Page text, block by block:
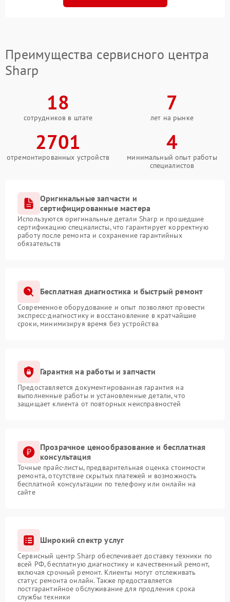
Преимущества сервисного центра
Sharp
18
сотрудников в штате
7
лет на рынке
2701
отремонтированных устройств
4
минимальный опыт работы
специалистов
Оригинальные запчасти и
сертифицированные мастера
Используются оригинальные детали Sharp и прошедшие
сертификацию специалисты, что гарантирует корректную
работу после ремонта и сохранение гарантийных
обязательств
Бесплатная диагностика и быстрый ремонт
Современное оборудование и опыт позволяют провести
экспресс-диагностику и восстановление в кратчайшие
сроки, минимизируя время без устройства
Гарантия на работы и запчасти
Предоставляется документированная гарантия на
выполненные работы и установленные детали, что
защищает клиента от повторных неисправностей
Прозрачное ценообразование и бесплатная
консультация
Точные прайс-листы, предварительная оценка стоимости
ремонта, отсутствие скрытых платежей и возможность
бесплатной консультации по телефону или онлайн на
сайте
Широкий спектр услуг
Сервисный центр Sharp обеспечивает доставку техники по
всей РФ, бесплатную диагностику и качественный ремонт,
включая срочный ремонт. Клиенты могут отслеживать
статус ремонта онлайн. Также предоставляется
постгарантийное обслуживание для продления срока
службы техники